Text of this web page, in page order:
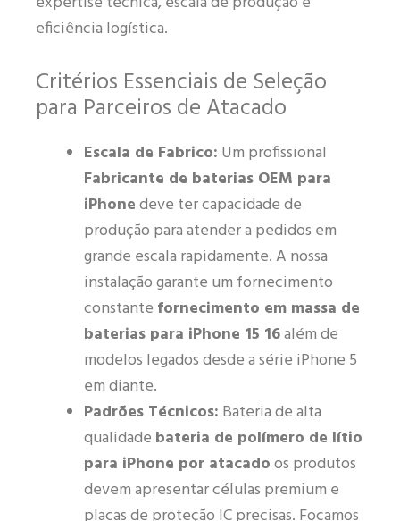
eficiência logística.
Critérios Essenciais de Seleção
para Parceiros de Atacado
Escala de Fabrico: Um profissional
Fabricante de baterias OEM para
iPhonedeve ter capacidade de
produção para atender a pedidos em
grande escala rapidamente. A nossa
instalação garante um fornecimento
constante fornecimento em massa de
baterias para iPhone 15 16além de
modelos legados desde a série iPhone 5
em diante.
Padrões Técnicos: Bateria de alta
qualidade bateria de polímero de lítio
para iPhone por atacadoos produtos
devem apresentar células premium e